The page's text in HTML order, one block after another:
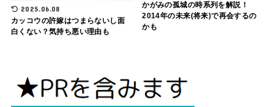
2025.06.08
カッコウの許嫁はつまらないし面
白くない？気持ち悪い理由も
かがみの孤城の時系列を解説！
2014年の未来(将来)で再会するの
かも